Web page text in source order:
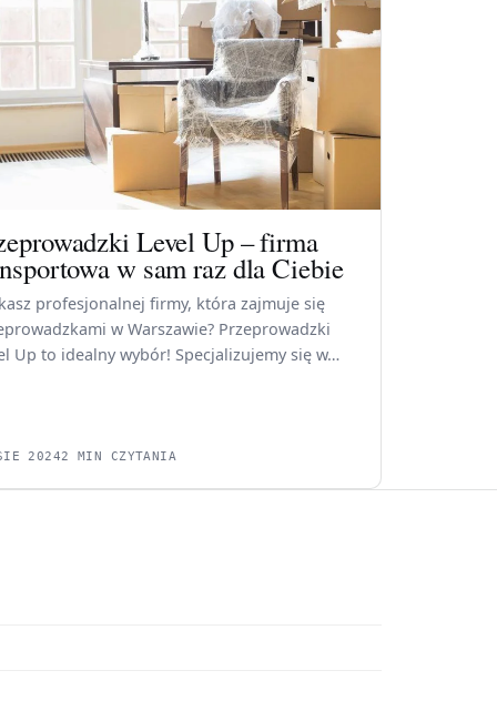
Level Up – firma
w sam raz dla Ciebie
profesjonalnej firmy, która zajmuje się
w Warszawie? Przeprowadzki
Up to idealny wybór! Specjalizujemy się w…
20242 MIN CZYTANIA